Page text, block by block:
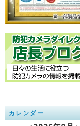
カレンダー